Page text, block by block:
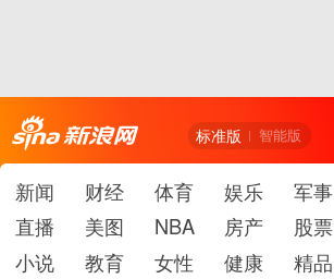
标准版 智能版
新闻 财经 体育 娱乐 军事
直播
美图 NBA 房产 股票
小说
教育 女性 健康 精品